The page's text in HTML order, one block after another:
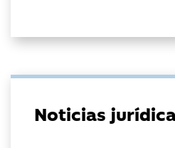
Noticias